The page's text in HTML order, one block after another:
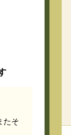
たそ